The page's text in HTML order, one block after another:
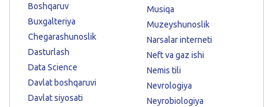
Boshqaruv
Buxgalteriya
Chegarashunoslik
Dasturlash
Data Science
Davlat boshqaruvi
Davlat siyosati
Musiqa
Muzeyshunoslik
Narsalar interneti
Neft va gaz ishi
Nemis tili
Nevrologiya
Neyrobiologiya